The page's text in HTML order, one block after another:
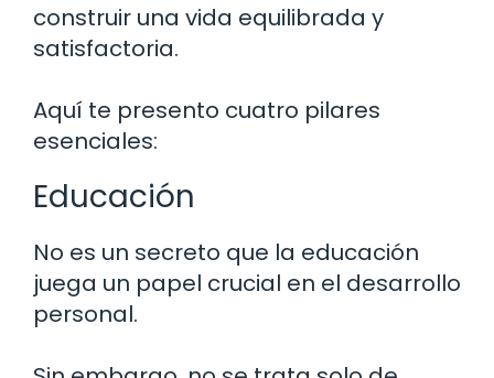
construir una vida equilibrada y
satisfactoria.
Aquí te presento cuatro pilares
esenciales:
Educación
No es un secreto que la educación
juega un papel crucial en el desarrollo
personal.